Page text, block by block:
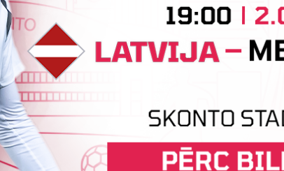
Ādams Dreimanis